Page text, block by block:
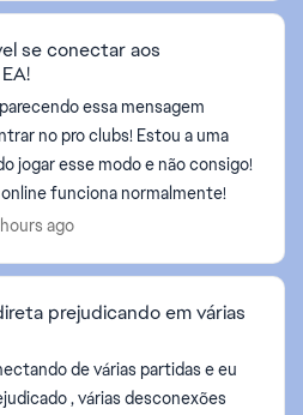
se conectar aos
essa mensagem
no pro clubs! Estou a uma
jogar esse modo e não consigo!
funciona normalmente!
ago
prejudicando em várias
de várias partidas e eu
, várias desconexões